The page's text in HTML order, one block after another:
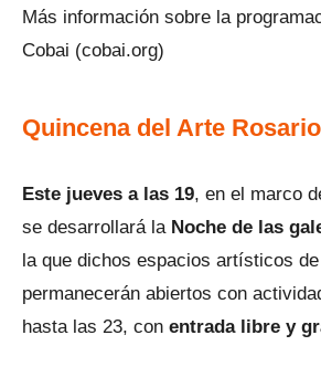
Más información sobre la
Cobai (cobai.org)
Quincena del Arte Rosario
Este jueves a las 19, en el marco
se desarrollará la Noche de las
la que dichos espacios artísticos
permanecerán abiertos con
hasta las 23, con entrada libre y